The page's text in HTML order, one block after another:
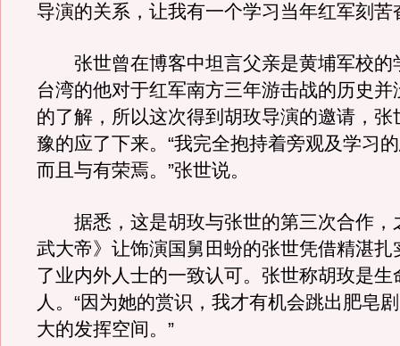
导演的关系，让我有一个学习当年红军刻苦
张世曾在博客中坦言父亲是黄埔军校的
台湾的他对于红军南方三年游击战的历史并
的了解，所以这次得到胡玫导演的邀请，张
豫的应了下来。“我完全抱持着旁观及学习
而且与有荣焉。”张世说。
据悉，这是胡玫与张世的第三次合作，
武大帝》让饰演国舅田蚡的张世凭借精湛扎
了业内外人士的一致认可。张世称胡玫是生
人。“因为她的赏识，我才有机会跳出肥皂
大的发挥空间。”